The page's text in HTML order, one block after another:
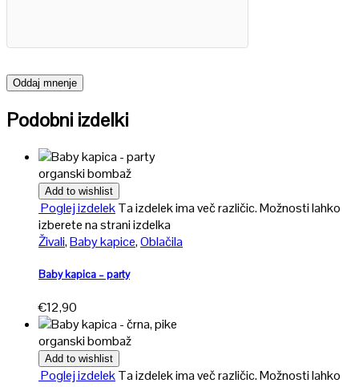
Podobni izdelki
organski bombaž
Add to wishlist
Poglej izdelekTa izdelek ima več različic. Možnosti lahko
izberete na strani izdelka
Živali,Baby kapice,Oblačila
Baby kapica – party
€12,90
organski bombaž
Add to wishlist
Poglej izdelekTa izdelek ima več različic. Možnosti lahko